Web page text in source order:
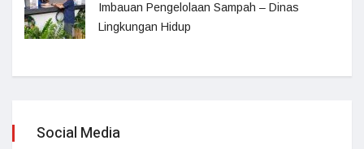
Imbauan Pengelolaan Sampah – Dinas
Lingkungan Hidup
Social Media